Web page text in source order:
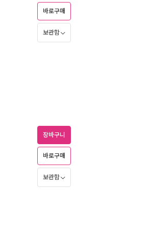
바로구매
보관함
장바구니
바로구매
보관함